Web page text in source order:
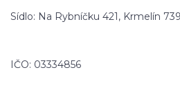
Sídlo: Na Rybníčku 421, Krmelín
IČO: 03334856